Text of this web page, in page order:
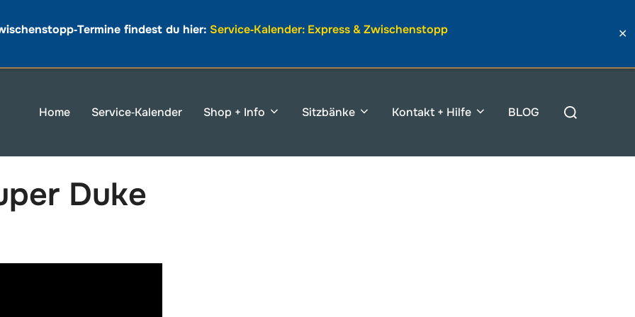
findest du hier: Service‑Kalender: Express & Zwischenstopp ✕
Home Service‑Kalender Shop + Info Sitzbänke Kontakt + Hilfe BLOG
Suchen
nach:
Duke